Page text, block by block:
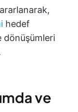
hedef
dönüşümleri
ve